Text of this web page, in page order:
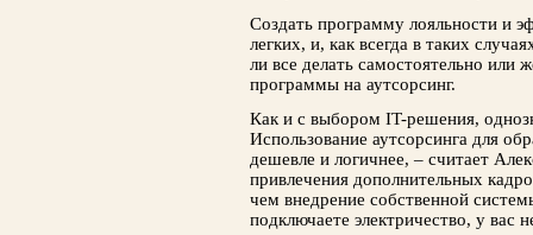
Создать программу лояльности и
легких, и, как всегда в таких
ли все делать самостоятельно или
программы на аутсорсинг.
Как и с выбором IT-решения,
Использование аутсорсинга для
дешевле и логичнее, – считает
привлечения дополнительных
чем внедрение собственной
подключаете электричество, у вас